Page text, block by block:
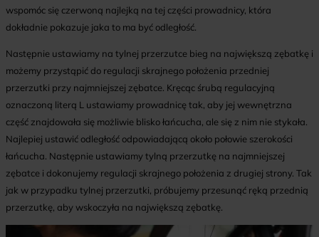
wspomóc się czerwoną najlejką na tej części prowadnicy, która
dokładnie pokazuje jaka to ma być odległość.
Następnie ustawiamy na tylnej przerzutce bieg na największą zębatkę i
możemy przystąpić do regulacji skrajnego położenia przedniej
przerzutki przy najmniejszej zębatce. Kręcąc śrubą regulacyjną
oznaczoną literą L ustawiamy prowadnicę tak, aby jej wewnętrzna
część znajdowała się możliwie blisko łańcucha, ale się z nim nie stykała.
Najlepiej ustawić odległość odpowiadającą około połowie szerokości
łańcucha. Następnie ustawiamy tylną przerzutkę na najmniejszej
zębatce i dokonujemy regulacji skrajnego położenia z drugiej strony. Tak
jak w przypadku tylnej przerzutki, próbujemy przesunąć ręką przednią
przerzutkę, aby wskoczyła na największą zębatkę.